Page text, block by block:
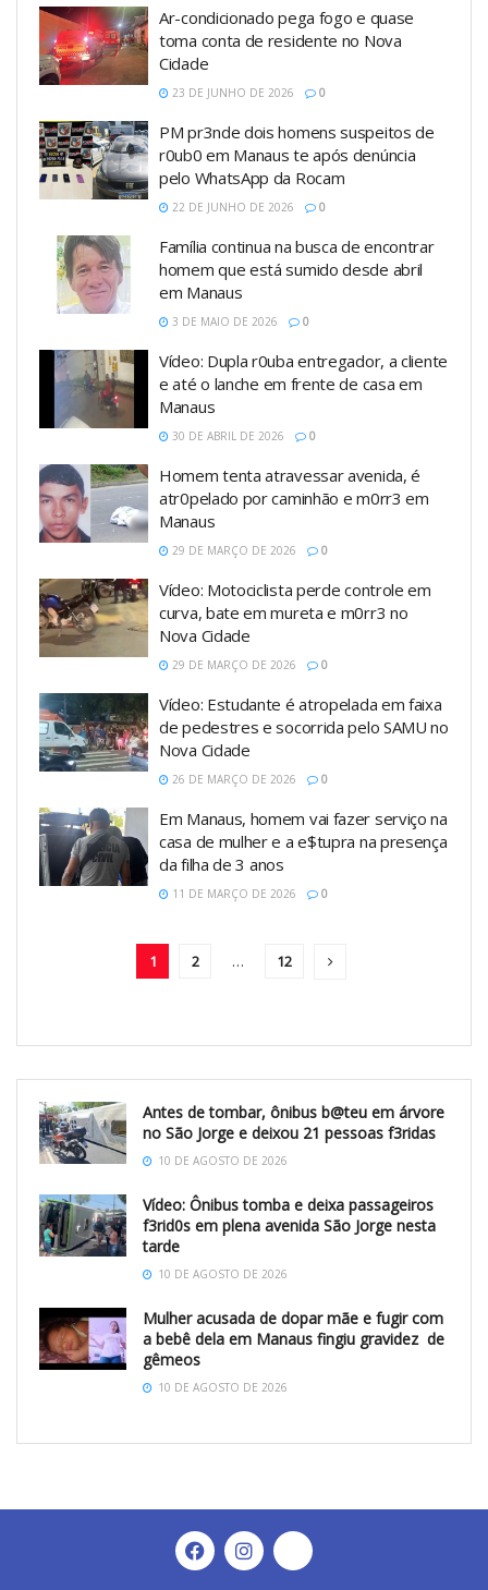
Ar-condicionado pega fogo e quase
toma conta de residente no Nova
Cidade
23 DE JUNHO DE 2026 0
PM pr3nde dois homens suspeitos de
r0ub0 em Manaus te após denúncia
pelo WhatsApp da Rocam
22 DE JUNHO DE 2026 0
Família continua na busca de encontrar
homem que está sumido desde abril
em Manaus
3 DE MAIO DE 2026 0
Vídeo: Dupla r0uba entregador, a cliente
e até o lanche em frente de casa em
Manaus
30 DE ABRIL DE 2026 0
Homem tenta atravessar avenida, é
atr0pelado por caminhão e m0rr3 em
Manaus
29 DE MARÇO DE 2026 0
Vídeo: Motociclista perde controle em
curva, bate em mureta e m0rr3 no
Nova Cidade
29 DE MARÇO DE 2026 0
Vídeo: Estudante é atropelada em faixa
de pedestres e socorrida pelo SAMU no
Nova Cidade
26 DE MARÇO DE 2026 0
Em Manaus, homem vai fazer serviço na
casa de mulher e a e$tupra na presença
da filha de 3 anos
11 DE MARÇO DE 2026 0
1 2 … 12
Antes de tombar, ônibus b@teu em árvore
no São Jorge e deixou 21 pessoas f3ridas
10 DE AGOSTO DE 2026
Vídeo: Ônibus tomba e deixa passageiros
f3rid0s em plena avenida São Jorge nesta
tarde
10 DE AGOSTO DE 2026
Mulher acusada de dopar mãe e fugir com
a bebê dela em Manaus fingiu gravidez de
gêmeos
10 DE AGOSTO DE 2026